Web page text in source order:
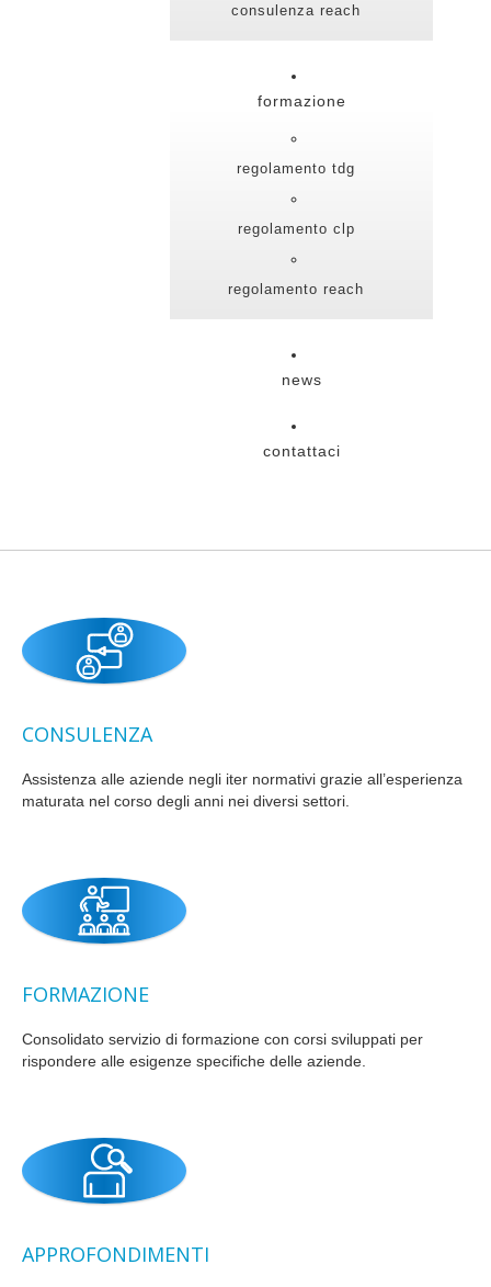
consulenza reach
formazione
regolamento tdg
regolamento clp
regolamento reach
news
contattaci
CONSULENZA
Assistenza alle aziende negli iter normativi grazie all’esperienza
maturata nel corso degli anni nei diversi settori.
FORMAZIONE
Consolidato servizio di formazione con corsi sviluppati per
rispondere alle esigenze specifiche delle aziende.
APPROFONDIMENTI